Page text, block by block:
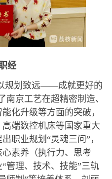
经
规划致远——成就更好的
南京工艺在超精密制造、
化升级等方面的突破，
端数控机床等国家重大
职业规划“灵魂三问”，
素养（执行力、思考
管理、技术、技能”三轨